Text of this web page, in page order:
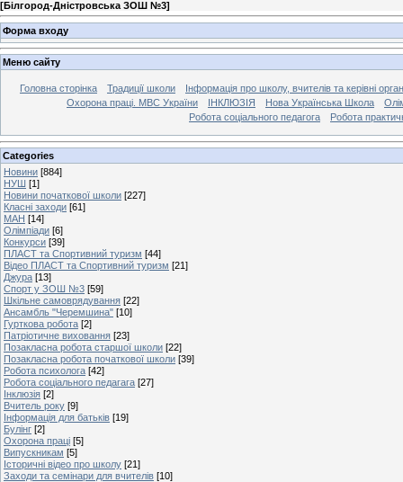
[Білгород-Дністровська ЗОШ №3]
Форма входу
Меню сайту
Головна сторінка Традиції школи
Інформація про школу, вчителів та керівні
Охорона праці. МВС України
ІНКЛЮЗІЯ Нова Українська Школа
Робота соціального педагога
Робота
Categories
Новини [884]
НУШ [1]
Новини початкової школи [227]
Класні заходи [61]
МАН [14]
Олімпіади [6]
Конкурси [39]
ПЛАСТ та Спортивний туризм [44]
Відео ПЛАСТ та Спортивний туризм [21]
Джура [13]
Спорт у ЗОШ №3 [59]
Шкільне самоврядування [22]
Ансамбль "Черемшина" [10]
Гурткова робота [2]
Патріотичне виховання [23]
Позакласна робота старшої школи [22]
Позакласна робота початкової школи [39]
Робота психолога [42]
Робота соціального педагага [27]
Інклюзія [2]
Вчитель року [9]
Інформація для батьків [19]
Булінг [2]
Охорона праці [5]
Випускникам [5]
Історичні відео про школу [21]
Заходи та семінари для вчителів [10]